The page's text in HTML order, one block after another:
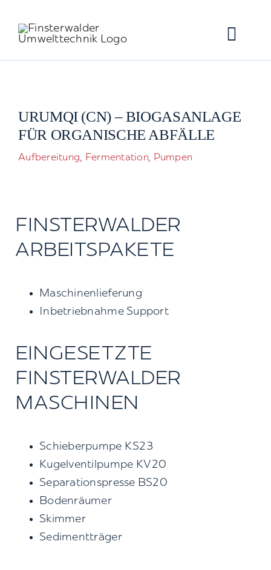
Inhalt
Produkte
Anwendungen
Über uns
Suche
URUMQI (CN) – BIOGASANLAGE
FÜR ORGANISCHE ABFÄLLE
Aufbereitung, Fermentation, Pumpen
FINSTERWALDER
ARBEITSPAKETE
Maschinenlieferung
Inbetriebnahme Support
EINGESETZTE
FINSTERWALDER
MASCHINEN
Schieberpumpe KS23
Kugelventilpumpe KV20
Separationspresse BS20
Bodenräumer
Skimmer
Sedimentträger